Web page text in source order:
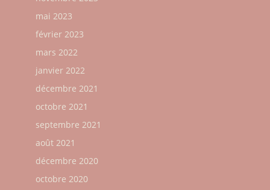
mai 2023
février 2023
mars 2022
janvier 2022
décembre 2021
octobre 2021
septembre 2021
août 2021
décembre 2020
octobre 2020